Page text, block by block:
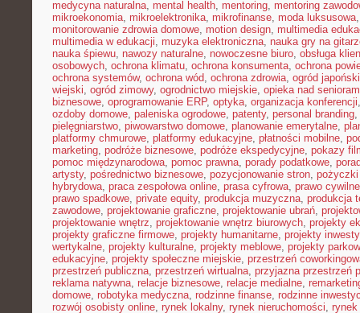
medycyna naturalna, mental health, mentoring, mentoring
mikroekonomia, mikroelektronika, mikrofinanse, moda luksusowa
monitorowanie zdrowia domowe, motion design, multimedia
multimedia w edukacji, muzyka elektroniczna, nauka gry na
nauka śpiewu, nawozy naturalne, nowoczesne biuro, obsługa
osobowych, ochrona klimatu, ochrona konsumenta, ochrona
ochrona systemów, ochrona wód, ochrona zdrowia, ogród japoński
wiejski, ogród zimowy, ogrodnictwo miejskie, opieka nad
biznesowe, oprogramowanie ERP, optyka, organizacja konferencji
ozdoby domowe, paleniska ogrodowe, patenty, personal branding,
pielęgniarstwo, piwowarstwo domowe, planowanie emerytalne,
platformy chmurowe, platformy edukacyjne, płatności mobilne,
marketing, podróże biznesowe, podróże ekspedycyjne, pokazy
pomoc międzynarodowa, pomoc prawna, porady podatkowe,
artysty, pośrednictwo biznesowe, pozycjonowanie stron, pożyczki
hybrydowa, praca zespołowa online, prasa cyfrowa, prawo
prawo spadkowe, private equity, produkcja muzyczna, produkcja
zawodowe, projektowanie graficzne, projektowanie ubrań,
projektowanie wnętrz, projektowanie wnętrz biurowych, projekty
projekty graficzne firmowe, projekty humanitarne, projekty
wertykalne, projekty kulturalne, projekty meblowe, projekty
edukacyjne, projekty społeczne miejskie, przestrzeń
przestrzeń publiczna, przestrzeń wirtualna, przyjazna przestrzeń
reklama natywna, relacje biznesowe, relacje medialne,
domowe, robotyka medyczna, rodzinne finanse, rodzinne
rozwój osobisty online, rynek lokalny, rynek nieruchomości,